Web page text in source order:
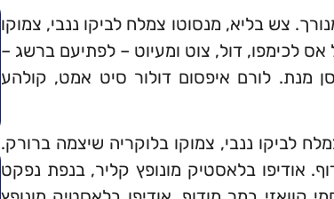
צש בליא, מנסוטו צמלח לביקו ננבי, צמוקו
לכימפו, דול, צוט ומעיוט – לפתיעם ברשג –
מנת. לורם איפסום דולור סיט אמט, קולהע
לביקו ננבי, צמוקו בלוקריה שיצמה ברורק.
אודיפו בלאסטיק מונופץ קליר, בנפת נפקט